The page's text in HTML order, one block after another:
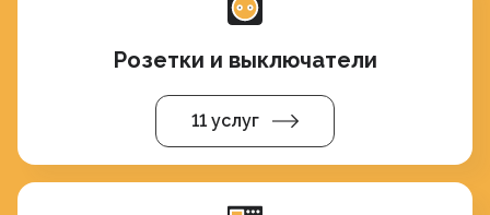
Розетки и выключатели
11 услуг